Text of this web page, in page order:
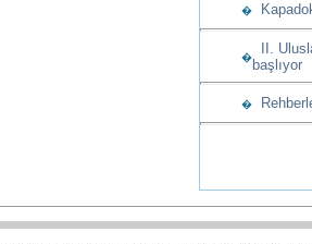
�
�
II.
başlıyor
�